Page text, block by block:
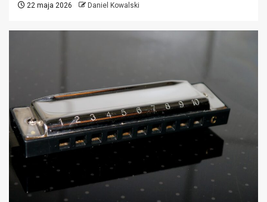
22 maja 2026 Daniel Kowalski